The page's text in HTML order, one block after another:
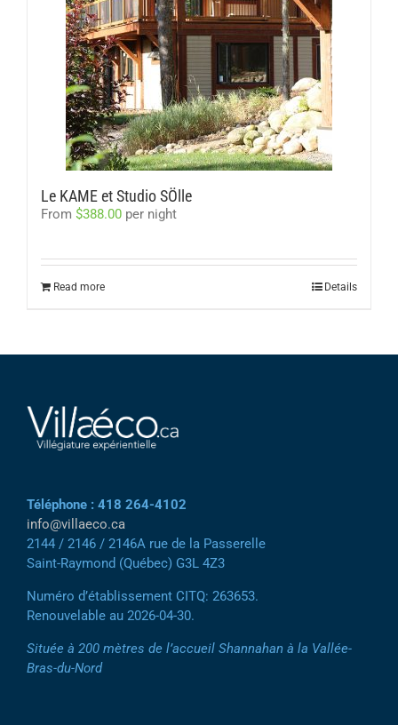
Le KAME et Studio SÖlle
From $388.00 per night
Read more Details
Téléphone : 418 264-4102
info@villaeco.ca
2144 / 2146 / 2146A rue de la Passerelle
Saint-Raymond (Québec) G3L 4Z3
Numéro d’établissement CITQ: 263653.
Renouvelable au 2026-04-30.
Située à 200 mètres de l’accueil Shannahan à la Vallée-
Bras-du-Nord